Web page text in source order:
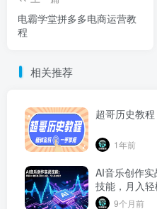
电霸学堂拼多多电商运营教
程
相关推荐
超哥历史教程
1年前
AI音乐创作
技能，月入
9个月前